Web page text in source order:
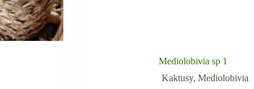
Mediolobivia sp 1
Kaktusy, Mediolobivia